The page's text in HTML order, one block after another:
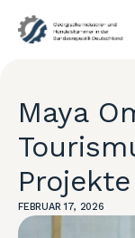
Maya
FEBRUAR 17, 2026